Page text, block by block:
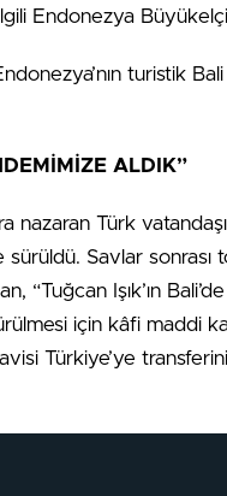
Endonezya
turistik
ALDIK”
Türk
Savlar sonrası
“Tuğcan Işık’ın
için kâfi maddi
Türkiye’ye